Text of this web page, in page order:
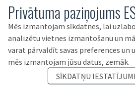
Privātuma paziņojums
Mēs izmantojam sīkdatnes, lai
analizētu vietnes izmantošanu un
varat pārvaldīt savas preferences un
mēs izmantojam jūsu datus, zemāk.
SĪKDATŅU IESTATĪJUMI